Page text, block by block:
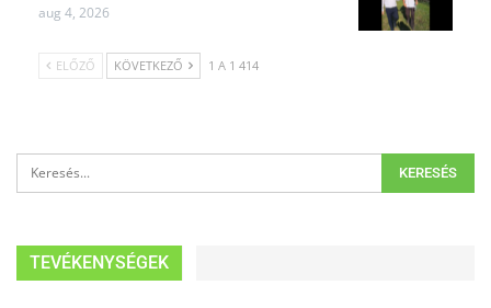
aug 4, 2026
ELŐZŐ KÖVETKEZŐ 1 A 1 414
TEVÉKENYSÉGEK